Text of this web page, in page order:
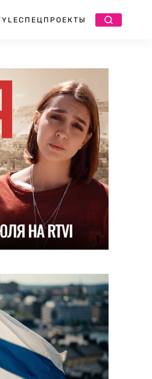
СПЕЦПРОЕКТЫ